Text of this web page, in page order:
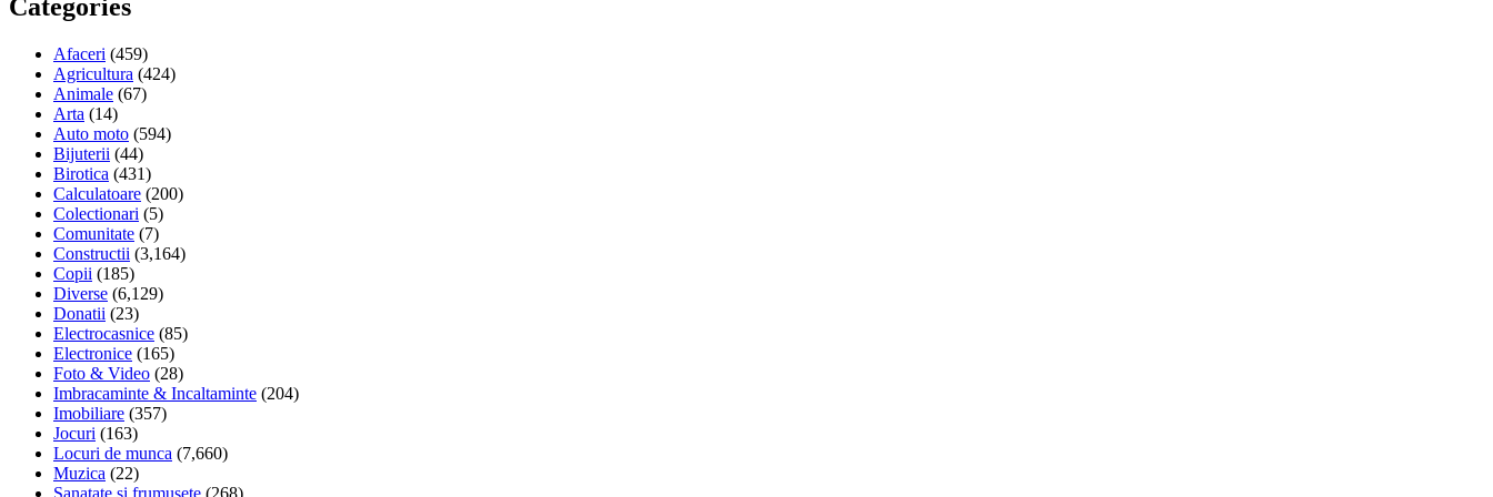
Categories
Afaceri (459)
Agricultura (424)
Animale (67)
Arta (14)
Auto moto (594)
Bijuterii (44)
Birotica (431)
Calculatoare (200)
Colectionari (5)
Comunitate (7)
Constructii (3,164)
Copii (185)
Diverse (6,129)
Donatii (23)
Electrocasnice (85)
Electronice (165)
Foto & Video (28)
Imbracaminte & Incaltaminte (204)
Imobiliare (357)
Jocuri (163)
Locuri de munca (7,660)
Muzica (22)
Sanatate si frumusete (268)